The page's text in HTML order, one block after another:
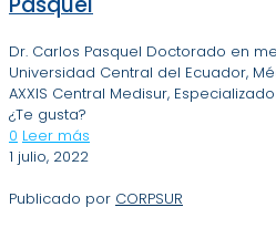
Dr. Carlos Pasquel Doctorado en
Universidad Central del Ecuador,
AXXIS Central Medisur,
¿Te gusta?
0 Leer más
1 julio, 2022
Publicado por CORPSUR